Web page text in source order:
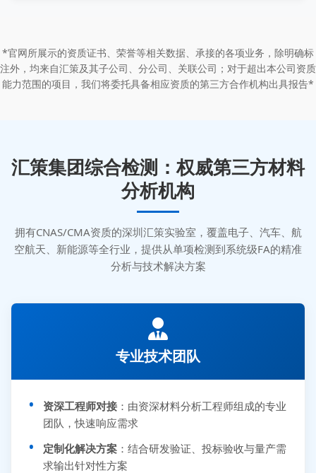
*官网所展示的资质证书、荣誉等相关数据、承接的各项业务，除明确标
注外，均来自汇策及其子公司、分公司、关联公司；对于超出本公司资质
能力范围的项目，我们将委托具备相应资质的第三方合作机构出具报告*
汇策集团综合检测：权威第三方材料
分析机构
拥有CNAS/CMA资质的深圳汇策实验室，覆盖电子、汽车、航
空航天、新能源等全行业，提供从单项检测到系统级FA的精准
分析与技术解决方案
专业技术团队
资深工程师对接 ：由资深材料分析工程师组成的专业
团队，快速响应需求
定制化解决方案 ：结合研发验证、投标验收与量产需
求输出针对性方案